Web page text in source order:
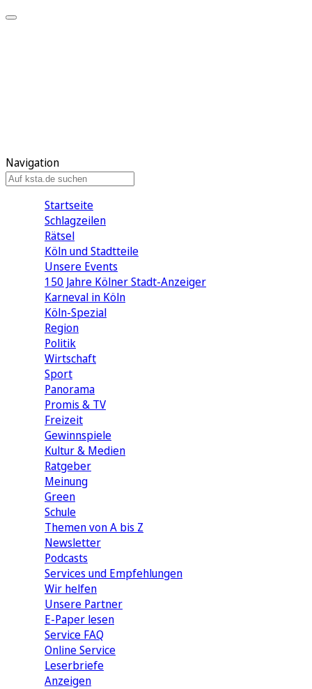
Navigation
Startseite
Schlagzeilen
Rätsel
Köln und Stadtteile
Unsere Events
150 Jahre Kölner Stadt-Anzeiger
Karneval in Köln
Köln-Spezial
Region
Politik
Wirtschaft
Sport
Panorama
Promis & TV
Freizeit
Gewinnspiele
Kultur & Medien
Ratgeber
Meinung
Green
Schule
Themen von A bis Z
Newsletter
Podcasts
Services und Empfehlungen
Wir helfen
Unsere Partner
E-Paper lesen
Service FAQ
Online Service
Leserbriefe
Anzeigen